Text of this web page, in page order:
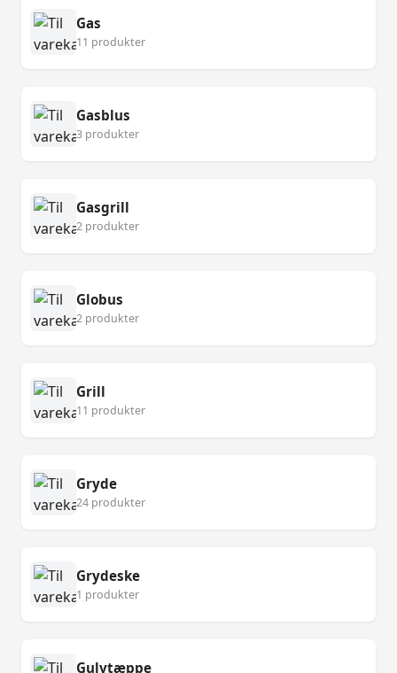
Gas
11 produkter
Gasblus
3 produkter
Gasgrill
2 produkter
Globus
2 produkter
Grill
11 produkter
Gryde
24 produkter
Grydeske
1 produkter
Gulvtæppe